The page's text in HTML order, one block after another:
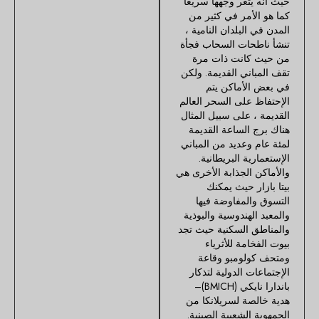
كما هو الأمر في كثير من
المدن في البلدان النامية ،
تنشأ ناطحات السحاب فجأة
من حيث كانت ذات مرة
تقف المباني القديمة. ولكن
في بعض الأماكن يتم
الإحتفاظ على السحر العالم
القديمة ، على سبيل المثال
هناك برج الساعة القديمة
لمئة عام وعديد من المباني
الإستعمارية البريطانية.
والأماكن الجذابة الأخرى هي
بيتا بازار حيث يمكنك
التسوق والمفاوضة فيها
والمعبد الهندوسية والبوذية
والمناطق السكنية حيث تجد
بيوت الفخامة للأثرياء
ومتحف كولومبو وقاعة
الإجتماعات الدولية لتذكار
باندارا نايكي (BMICH)–
هدية خالصة لسريلانكا من
الجمهوية الشعبية الصينية.